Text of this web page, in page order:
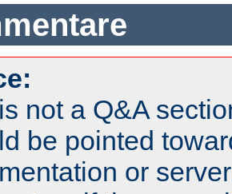
not a Q&A
be pointed
or